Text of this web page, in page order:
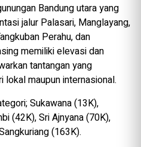
Bandung utara yang
jalur Palasari, Manglayang,
Perahu, dan
memiliki elevasi dan
tantangan yang
lokal maupun internasional.
Sukawana (13K),
(42K), Sri Ajnyana (70K),
(163K).